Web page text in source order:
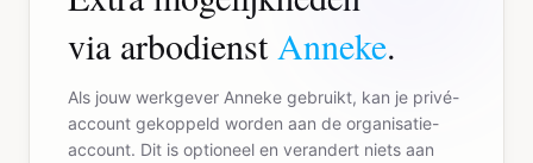
via arbodienst Anneke.
Als jouw werkgever Anneke gebruikt, kan je privé-
account gekoppeld worden aan de organisatie-
account. Dit is optioneel en verandert niets aan